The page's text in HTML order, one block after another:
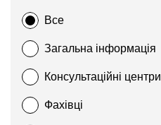
Все
Загальна інформація
Консультаційні центри
Фахівці